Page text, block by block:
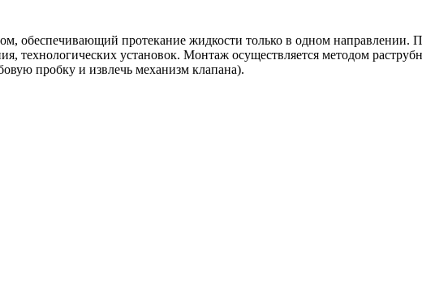
обеспечивающий протекание жидкости только в одном направлении.
технологических установок. Монтаж осуществляется методом
пробку и извлечь механизм клапана).